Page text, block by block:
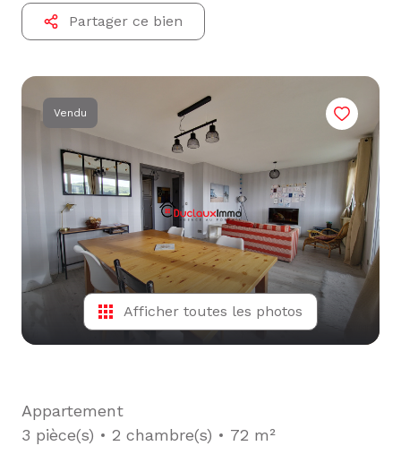
NOS
BIENS
L'ÉQUIPE
ALERTE
E-MAIL
Partager ce bien
Vendu
Afficher toutes les photos
Appartement
3 pièce(s)
2 chambre(s) 72 m²